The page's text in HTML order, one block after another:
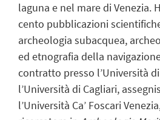
laguna e nel mare di Venezia.
cento pubblicazioni
archeologia subacquea,
ed etnografia della
contratto presso l’Università
l’Università di Cagliari,
l’Università Ca’ Foscari